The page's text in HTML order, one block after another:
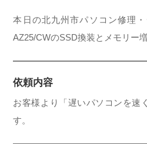
本日の北九州市パソコン修理
AZ25/CWのSSD換装とメモリー
依頼内容
お客様より「遅いパソコンを速
す。